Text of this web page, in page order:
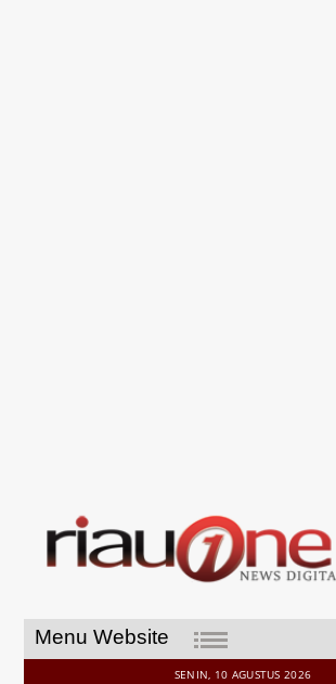
Menu Website
SENIN, 10 AGUSTUS 2026